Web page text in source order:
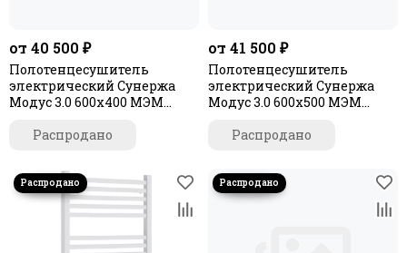
от 40 500 ₽
Полотенцесушитель
электрический Сунержа
Модус 3.0 600х400 МЭМ
Распродано
от 41 500 ₽
Полотенцесушитель
электрический Сунержа
Модус 3.0 600х500 МЭМ
Распродано